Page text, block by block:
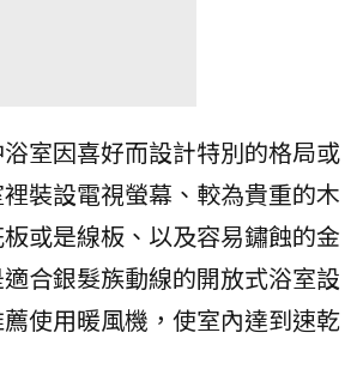
室因喜好而設計特別的格局或
裝設電視螢幕、較為貴重的木
或是線板、以及容易鏽蝕的金
合銀髮族動線的開放式浴室設
使用暖風機，使室內達到速乾